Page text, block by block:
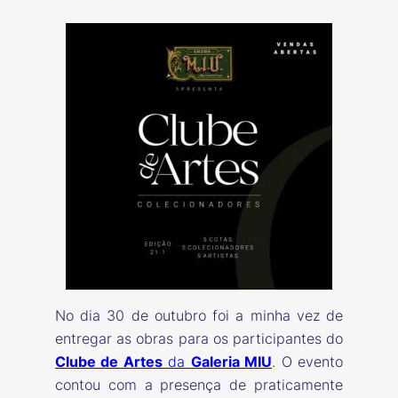
No dia 30 de outubro foi a minha vez de
entregar as obras para os participantes do
Clube de Artesda Galeria MIU. O evento
contou com a presença de praticamente